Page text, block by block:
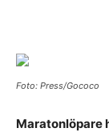
Foto: Press/Gococo
Maratonlöpare